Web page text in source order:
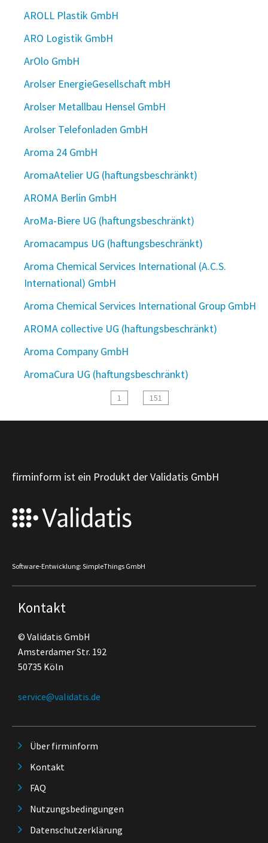
AROLL Plastik GmbH
ARO Logistik GmbH
ArOlo GmbH
Arolser EnergieGesellschaft mbH
Arolser Metallbau Hensel GmbH
Arolser Telefonladen GmbH
Aroma 24 GmbH
AromaAtelier UG (haftungsbeschränkt)
AROMA Berlin GmbH
AroMa-Biere UG (haftungsbeschränkt)
Aromacampus UG (haftungsbeschränkt)
Aroma Chemical Services International (A.C.S.
International) GmbH
Aroma Chemical Services International Group GmbH
AROMA collective UG (haftungsbeschränkt)
Aroma Company GmbH
AromaCura UG (haftungsbeschränkt)
1 151
firminform ist ein Produkt der Validatis GmbH
Software-Entwicklung: SimpleThings GmbH
Kontakt
© Validatis GmbH
Amsterdamer Str. 192
50735 Köln
service@validatis.de
Über firminform
Kontakt
FAQ
Nutzungsbedingungen
Datenschutzerklärung